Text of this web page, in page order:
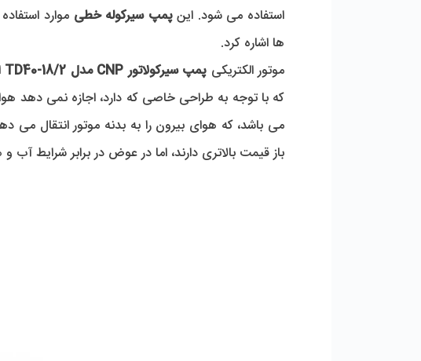
استفاده می شود. این پمپ سیرکوله خطی
ها اشاره کرد.
موتور الکتریکی پمپ سیرکولاتور CNP مدل TD40-18/2
باز قیمت بالاتری دارند، اما در عوض در برابر